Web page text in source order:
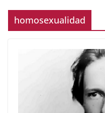
homosexualidad